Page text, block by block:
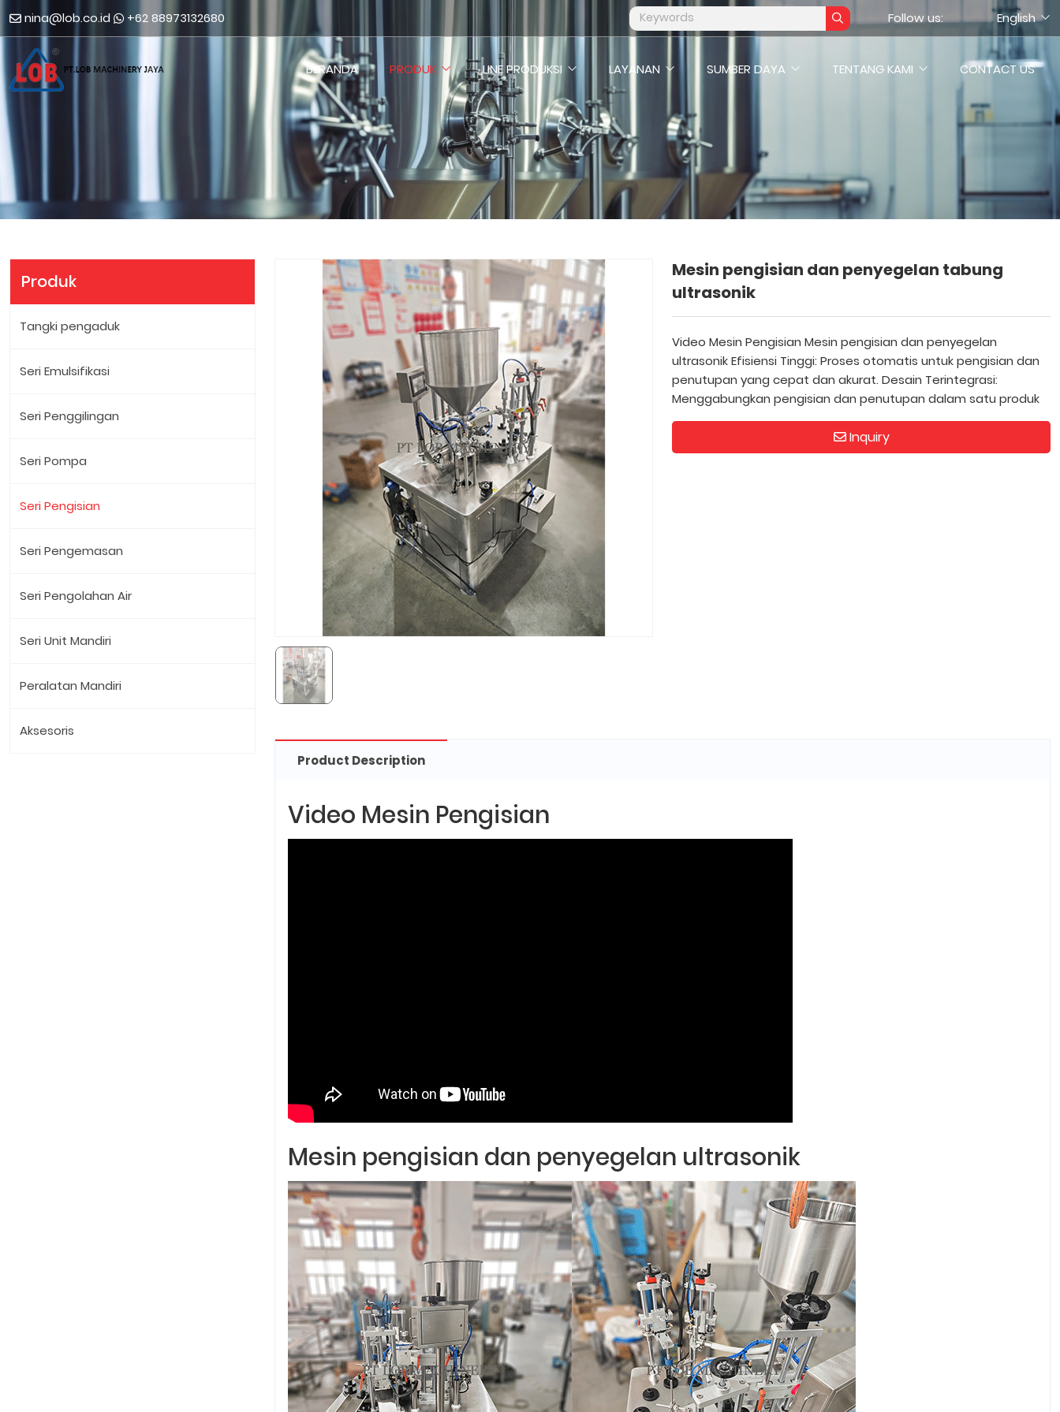
nina@lob.co.id +62 88973132680 Follow us: English
BERANDA PRODUK LINE PRODUKSI LAYANAN SUMBER DAYA TENTANG KAMI CONTACT US
Produk
Tangki pengaduk
Seri Emulsifikasi
Seri Penggilingan
Seri Pompa
Seri Pengisian
Seri Pengemasan
Seri Pengolahan Air
Seri Unit Mandiri
Peralatan Mandiri
Aksesoris
Mesin pengisian dan penyegelan tabung
ultrasonik
Video Mesin Pengisian Mesin pengisian dan penyegelan
ultrasonik Efisiensi Tinggi: Proses otomatis untuk pengisian dan
penutupan yang cepat dan akurat. Desain Terintegrasi:
Menggabungkan pengisian dan penutupan dalam satu produk
Inquiry
Product Description
Video Mesin Pengisian
Mesin pengisian dan penyegelan ultrasonik